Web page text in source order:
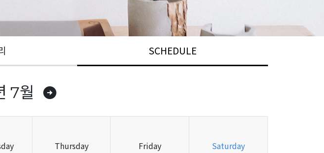
SCHEDULE
7월
Thursday Friday Saturday